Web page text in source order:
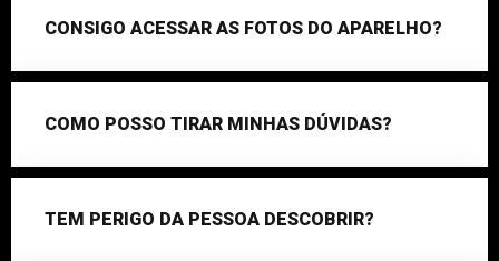
CONSIGO ACESSAR AS FOTOS DO APARELHO?
COMO POSSO TIRAR MINHAS DÚVIDAS?
TEM PERIGO DA PESSOA DESCOBRIR?